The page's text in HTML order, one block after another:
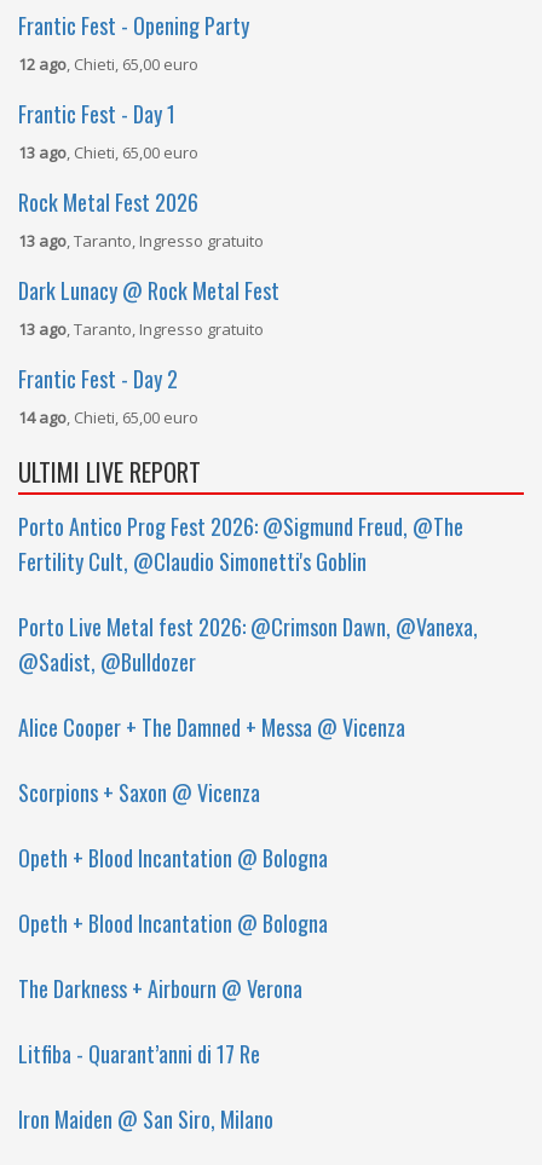
Frantic Fest - Opening Party
12 ago, Chieti, 65,00 euro
Frantic Fest - Day 1
13 ago, Chieti, 65,00 euro
Rock Metal Fest 2026
13 ago, Taranto, Ingresso gratuito
Dark Lunacy @ Rock Metal Fest
13 ago, Taranto, Ingresso gratuito
Frantic Fest - Day 2
14 ago, Chieti, 65,00 euro
ULTIMI LIVE REPORT
Porto Antico Prog Fest 2026: @Sigmund Freud, @The
Fertility Cult, @Claudio Simonetti's Goblin
Porto Live Metal fest 2026: @Crimson Dawn, @Vanexa,
@Sadist, @Bulldozer
Alice Cooper + The Damned + Messa @ Vicenza
Scorpions + Saxon @ Vicenza
Opeth + Blood Incantation @ Bologna
Opeth + Blood Incantation @ Bologna
The Darkness + Airbourn @ Verona
Litfiba - Quarant’anni di 17 Re
Iron Maiden @ San Siro, Milano